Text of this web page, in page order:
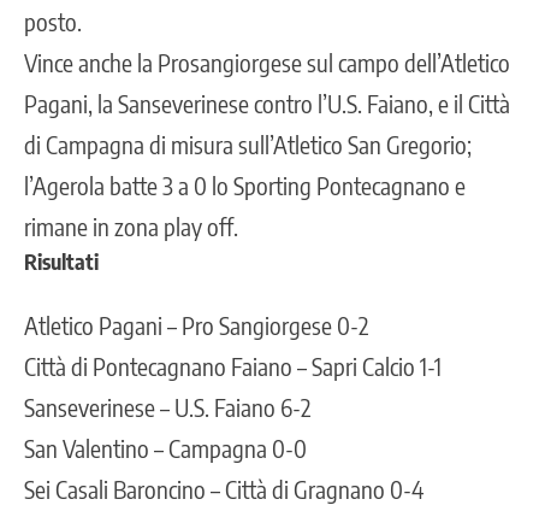
posto.
Vince anche la Prosangiorgese sul campo dell’Atletico
Pagani, la Sanseverinese contro l’U.S. Faiano, e il Città
di Campagna di misura sull’Atletico San Gregorio;
l’Agerola batte 3 a 0 lo Sporting Pontecagnano e
rimane in zona play off.
Risultati
Atletico Pagani – Pro Sangiorgese 0-2
Città di Pontecagnano Faiano – Sapri Calcio 1-1
Sanseverinese – U.S. Faiano 6-2
San Valentino – Campagna 0-0
Sei Casali Baroncino – Città di Gragnano 0-4